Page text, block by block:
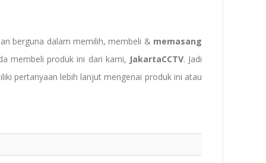
berguna dalam memilih, membeli & memasang
membeli produk ini dari kami, JakartaCCTV. Jadi
pertanyaan lebih lanjut mengenai produk ini atau